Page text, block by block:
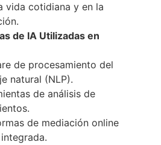
vida cotidiana y en la
de IA Utilizadas en
de procesamiento del
natural (NLP).
de análisis de
de mediación online